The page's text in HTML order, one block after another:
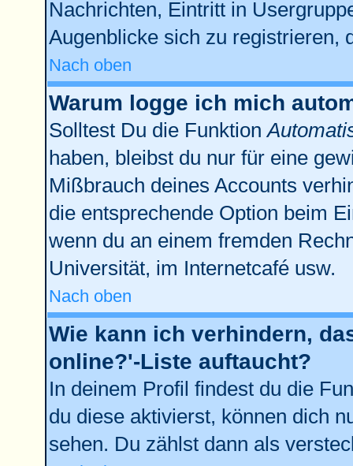
Nachrichten, Eintritt in
Augenblicke sich zu registrieren,
Nach oben
Warum logge ich mich
Solltest Du die Funktion
haben, bleibst du nur für eine
Mißbrauch deines Accounts
die entsprechende Option beim
wenn du an einem fremden
Universität, im Internetcafé usw.
Nach oben
Wie kann ich verhindern,
online?'-Liste auftaucht?
In deinem Profil findest du die
du diese aktivierst, können dich
sehen. Du zählst dann als